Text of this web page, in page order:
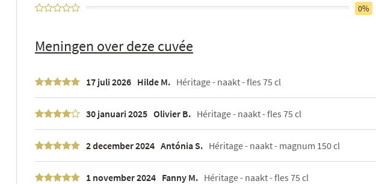
0%
Meningen over deze cuvée
17 juli 2026 Hilde M. Héritage - naakt - fles 75 cl
30 januari 2025 Olivier B. Héritage - naakt - fles 75 cl
2 december 2024 Antónia S. Héritage - naakt - magnum 150 cl
1 november 2024 Fanny M. Héritage - naakt - fles 75 cl